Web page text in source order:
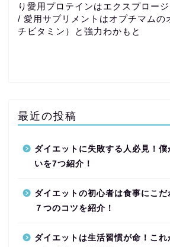
り愛用プロテインはエクスプロー
/ 愛用サプリメントはオプチマムの
チビタミン）と強力わかもと
最近の投稿
ダイエットに失敗する人必見！
いを7つ紹介！
ダイエットの初心者は食事にこだ
７つのコツを紹介！
ダイエットは生活習慣が命！こ